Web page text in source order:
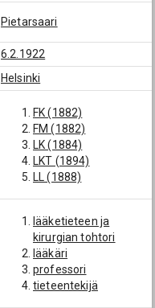
Pietarsaari
6.2.1922
Helsinki
FK (1882)
FM (1882)
LK (1884)
LKT (1894)
LL (1888)
lääketieteen ja
kirurgian tohtori
lääkäri
professori
tieteentekijä